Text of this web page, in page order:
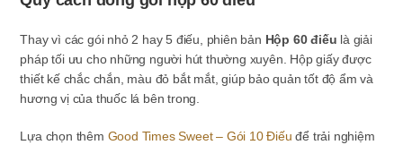
Thay vì các gói nhỏ 2 hay 5 điếu, phiên bản Hộp 60 điếu là giải
pháp tối ưu cho những người hút thường xuyên. Hộp giấy được
thiết kế chắc chắn, màu đỏ bắt mắt, giúp bảo quản tốt độ ẩm và
hương vị của thuốc lá bên trong.
Lựa chọn thêm Good Times Sweet – Gói 10 Điếu để trải nghiệm